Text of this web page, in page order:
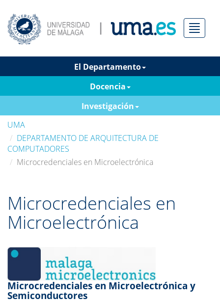
Menú
El Departamento
Docencia
Investigación
UMA
DEPARTAMENTO DE ARQUITECTURA DE
COMPUTADORES
Microcredenciales en Microelectrónica
Microcredenciales en
Microelectrónica
Microcredenciales en Microelectrónica y
Semiconductores